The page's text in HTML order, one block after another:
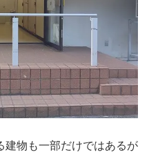
建物も一部だけではあるが